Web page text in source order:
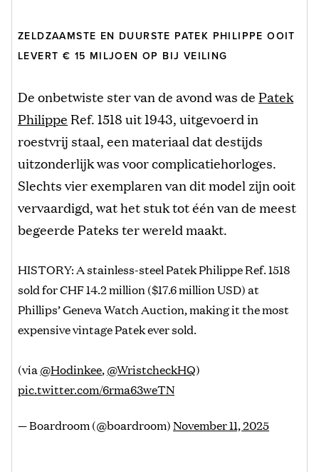
ZELDZAAMSTE EN DUURSTE PATEK PHILIPPE OOIT
LEVERT € 15 MILJOEN OP BIJ VEILING
De onbetwiste ster van de avond was de Patek
Philippe Ref. 1518 uit 1943, uitgevoerd in
roestvrij staal, een materiaal dat destijds
uitzonderlijk was voor complicatiehorloges.
Slechts vier exemplaren van dit model zijn ooit
vervaardigd, wat het stuk tot één van de meest
begeerde Pateks ter wereld maakt.
HISTORY: A stainless-steel Patek Philippe Ref. 1518
sold for CHF 14.2 million ($17.6 million USD) at
Phillips’ Geneva Watch Auction, making it the most
expensive vintage Patek ever sold.⁠
(via @Hodinkee, @WristcheckHQ)
pic.twitter.com/6rma63weTN
— Boardroom (@boardroom)November 11, 2025